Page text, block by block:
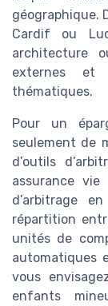
géographique.
Cardif ou
architecture
externes et
thématiques.
Pour un
seulement de
d’outils
assurance
d’arbitrage
répartition
unités de
automatiques
vous
enfants